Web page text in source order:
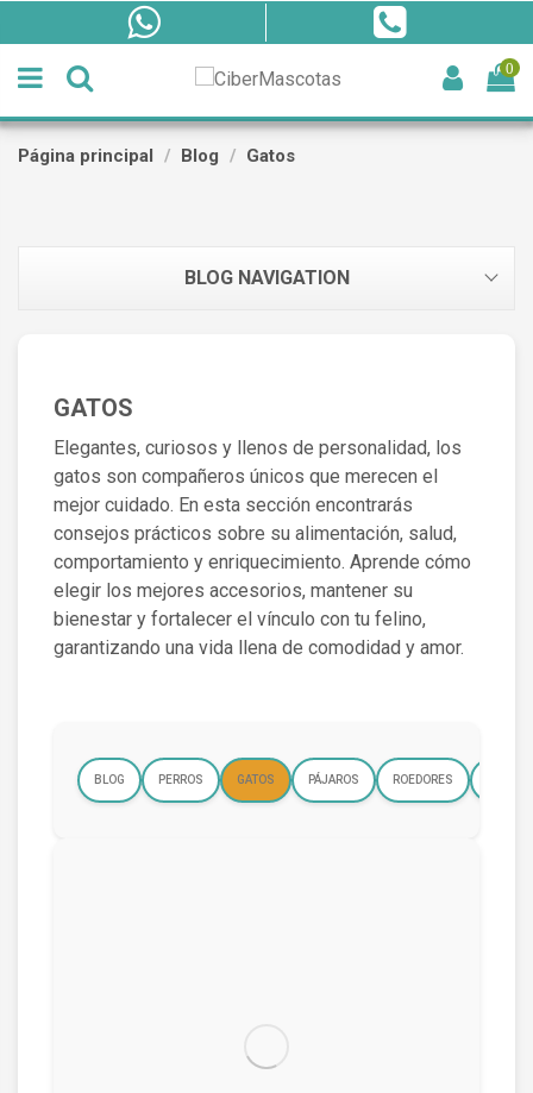
0
Página principal Blog Gatos
BLOG NAVIGATION
GATOS
Elegantes, curiosos y llenos de personalidad, los
gatos son compañeros únicos que merecen el
mejor cuidado. En esta sección encontrarás
consejos prácticos sobre su alimentación, salud,
comportamiento y enriquecimiento. Aprende cómo
elegir los mejores accesorios, mantener su
bienestar y fortalecer el vínculo con tu felino,
garantizando una vida llena de comodidad y amor.
BLOG PERROS GATOS PÁJAROS ROEDORES